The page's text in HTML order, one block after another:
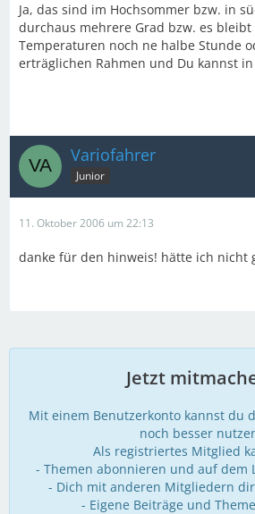
Ja, das sind im Hochsommer bzw. in
durchaus mehrere Grad bzw. es bleibt
Temperaturen noch ne halbe Stunde
erträglichen Rahmen und Du kannst
Variofahrer
Junior
11. Oktober 2006 um 22:13
danke für den hinweis! hätte ich nicht
Jetzt
Mit einem Benutzerkonto kannst du
noch besser
Als registriertes Mitglied
- Themen abonnieren und auf dem
- Dich mit anderen Mitgliedern
- Eigene Beiträge und